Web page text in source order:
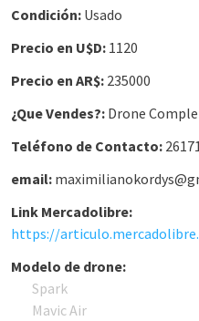
Condición: Usado
Precio en U$D: 1120
Precio en AR$: 235000
¿Que Vendes?: Drone
Teléfono de Contacto:
email:
Link Mercadolibre:
Modelo de drone:
Spark
Mavic Air